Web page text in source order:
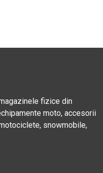
fizice din
moto, accesorii
snowmobile,